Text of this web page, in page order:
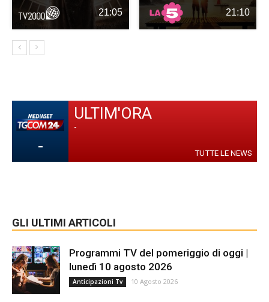
21:05 21:10
-
ULTIM'ORA
-
TUTTE LE NEWS
GLI ULTIMI ARTICOLI
Programmi TV del pomeriggio di oggi |
lunedì 10 agosto 2026
Anticipazioni Tv 10 Agosto 2026